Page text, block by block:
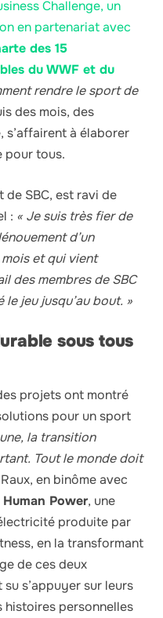
Challenge, un
en partenariat avec
des 15
du WWF et du
rendre le sport de
des mois, des
s’affairent à élaborer
pour tous.
de SBC, est ravi de
: « Je suis très fier de
d’un
et qui vient
des membres de SBC
jeu jusqu’au bout. »
sous tous
projets ont montré
pour un sport
la transition
Tout le monde doit
en binôme avec
Human Power, une
produite par
en la transformant
de ces deux
s’appuyer sur leurs
histoires personnelles